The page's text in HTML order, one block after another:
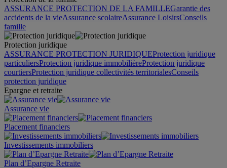
ASSURANCE PROTECTION DE LA FAMILLEGarantie des
accidents de la vieAssurance scolaireAssurance LoisirsConseils
famille
Protection juridique
ASSURANCE PROTECTION JURIDIQUEProtection juridique
particuliersProtection juridique immobilièreProtection juridique
courtiersProtection juridique collectivités territorialesConseils
protection juridique
Epargne et retraite
Assurance vie
Placement financiers
Investissements immobiliers
Plan d’Epargne Retraite